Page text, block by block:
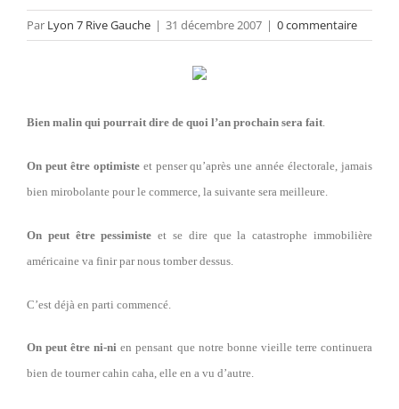
Par Lyon 7 Rive Gauche | 31 décembre 2007 | 0 commentaire
Bien malin qui pourrait dire de quoi l’an prochain sera fait.
On peut être optimisteet penser qu’après une année électorale, jamais
bien mirobolante pour le commerce, la suivante sera meilleure.
On peut être pessimiste et se dire que la catastrophe immobilière
américaine va finir par nous tomber dessus.
C’est déjà en parti commencé.
On peut être ni-ni en pensant que notre bonne vieille terre continuera
bien de tourner cahin caha, elle en a vu d’autre.